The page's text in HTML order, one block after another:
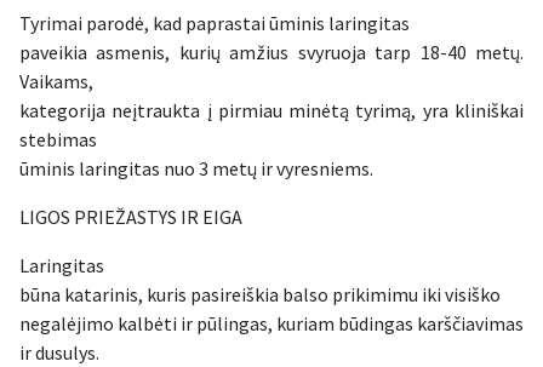
Tyrimai parodė, kad paprastai ūminis laringitas
paveikia asmenis, kurių amžius svyruoja tarp 18-40 metų.
Vaikams,
kategorija neįtraukta į pirmiau minėtą tyrimą, yra kliniškai
stebimas
ūminis laringitas nuo 3 metų ir vyresniems.
LIGOS PRIEŽASTYS IR EIGA
Laringitas
būna katarinis, kuris pasireiškia balso prikimimu iki visiško
negalėjimo kalbėti ir pūlingas, kuriam būdingas karščiavimas
ir dusulys.